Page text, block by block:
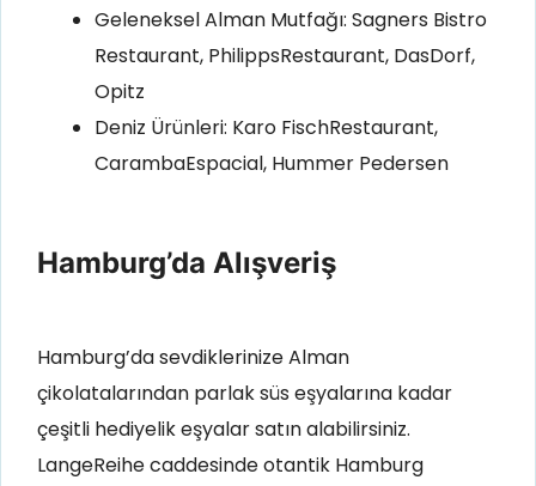
Geleneksel Alman Mutfağı: Sagners Bistro
Restaurant, PhilippsRestaurant, DasDorf,
Opitz
Deniz Ürünleri: Karo FischRestaurant,
CarambaEspacial, Hummer Pedersen
Hamburg’da Alışveriş
Hamburg’da sevdiklerinize Alman
çikolatalarından parlak süs eşyalarına kadar
çeşitli hediyelik eşyalar satın alabilirsiniz.
LangeReihe caddesinde otantik Hamburg